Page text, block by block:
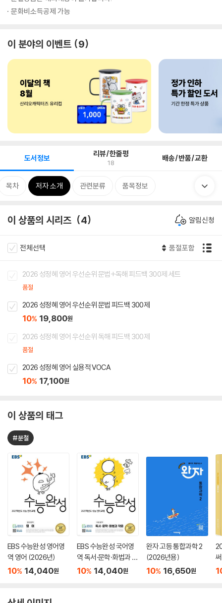
문화비소득공제 가능
이 분야의 이벤트 9
도서정보 리뷰/한줄평
18 배송/반품/교환
목차 저자 소개 관련분류 품목정보
이 상품의 시리즈 4 알림신청
전체선택 품절포함
2026 성정혜 영어 우선순위 문법+독해 피드백 300제 세트
품절
2026 성정혜 영어 우선순위 문법 피드백 300제
10% 19,800원
2026 성정혜 영어 우선순위 독해 피드백 300제
품절
2026 성정혜 영어 실용적 VOCA
10% 17,100원
이 상품의 태그
#분철
EBS 수능완성 영어영
역 영어 (2026년)
10% 14,040원
EBS 수능완성 국어영
역 독서·문학·화법과 작
문 (2026년)
10% 14,040원
완자 고등 통합과학 2
(2026년용)
10% 16,650원
서